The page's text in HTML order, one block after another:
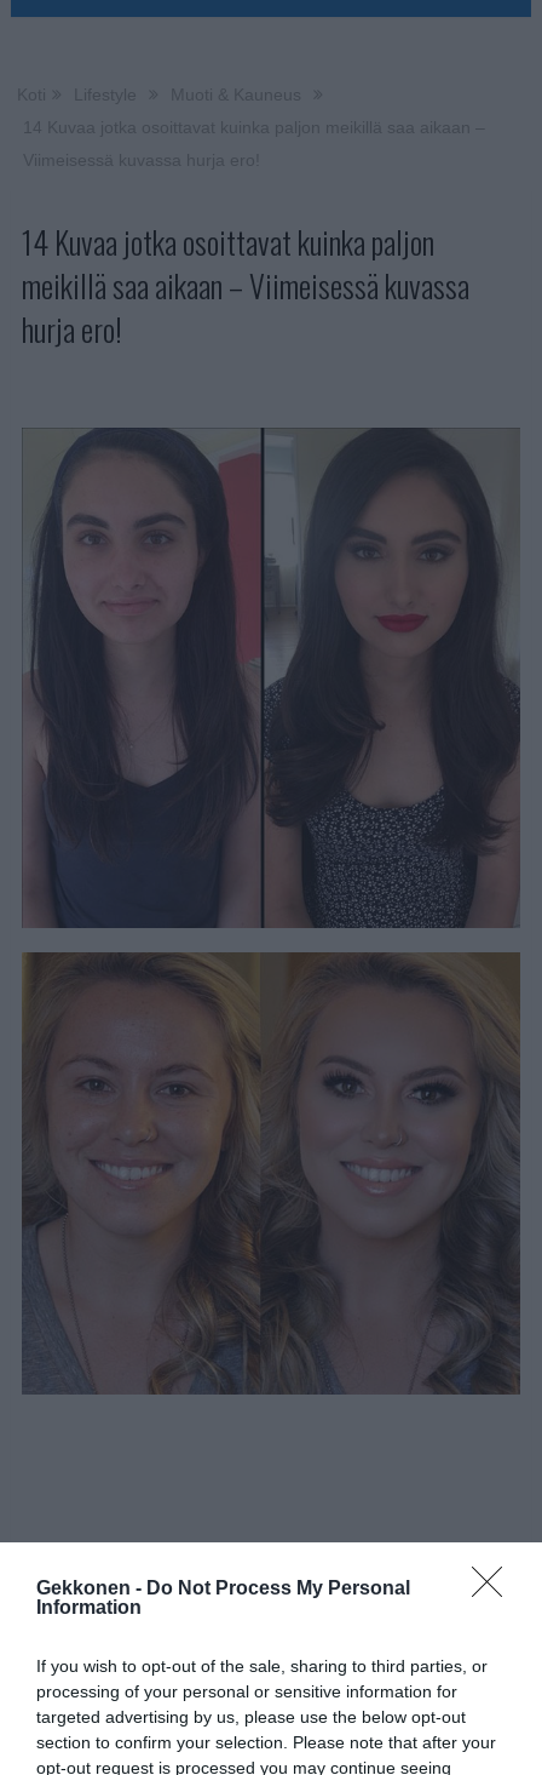
Gekkonen - Do Not Process My Personal
Information
If you wish to opt-out of the sale, sharing to third parties, or
processing of your personal or sensitive information for
targeted advertising by us, please use the below opt-out
section to confirm your selection. Please note that after your
opt-out request is processed you may continue seeing
14 Kuvaa jotka osoittavat kuinka paljon
meikillä saa aikaan – Viimeisessä kuvassa
hurja ero!